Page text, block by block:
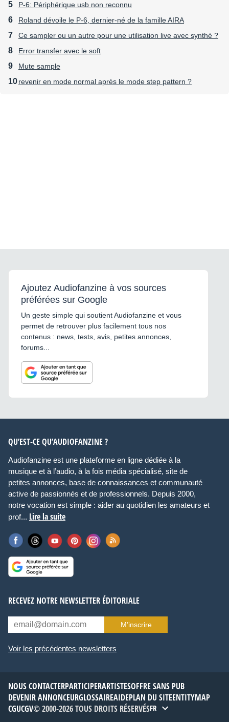
P-6: Périphérique usb non reconnu
Roland dévoile le P-6, dernier-né de la famille AIRA
Ce sampler ou un autre pour une utilisation live avec synthé ?
Error transfer avec le soft
Mute sample
revenir en mode normal après le mode step pattern ?
Ajoutez Audiofanzine à vos sources
préférées sur Google
Un geste simple qui soutient Audiofanzine et vous
permet de retrouver plus facilement tous nos
contenus : news, tests, avis, petites annonces,
forums...
QU’EST-CE QU’AUDIOFANZINE ?
Audiofanzine est une plateforme en ligne dédiée à la
musique et à l’audio, à la fois média spécialisé, site de
petites annonces, base de connaissances et communauté
active de passionnés et de professionnels. Depuis 2000,
notre vocation est simple : aider au quotidien les amateurs et
prof... Lire la suite
RECEVEZ NOTRE NEWSLETTER ÉDITORIALE
M’inscrire
Voir les précédentes newsletters
NOUS CONTACTERPARTICIPERARTISTESOFFRE SANS PUB
DEVENIR ANNONCEURGLOSSAIREAIDEPLAN DU SITEENTITYMAP
CGUCGV© 2000-2026 TOUS DROITS RÉSERVÉSFR